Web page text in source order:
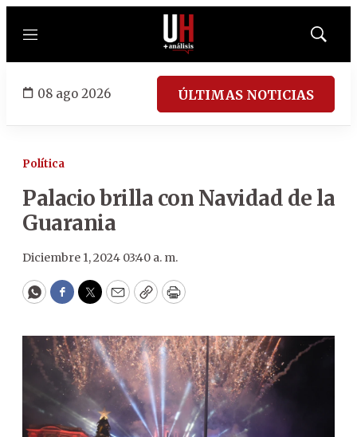
Menú
Mostrar
08 ago 2026 ÚLTIMAS NOTICIAS
Política
Palacio brilla con Navidad de la
Guarania
Diciembre 1, 2024 03:40 a. m.
WhatsApp
Facebook
Twitter
EmailCopyPrint